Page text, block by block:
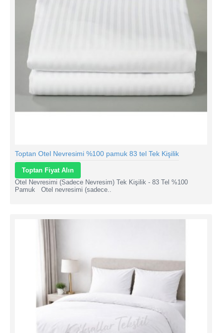
Toptan Otel Nevresimi %100 pamuk 83 tel Tek Kişilik
Toptan Fiyat Alın
Otel Nevresimi (Sadece Nevresim) Tek Kişilik - 83 Tel %100
Pamuk Otel nevresimi (sadece..